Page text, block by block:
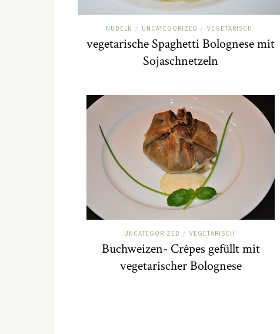
NUDELN / UNCATEGORIZED / VEGETARISCH
vegetarische Spaghetti Bolognese mit
Sojaschnetzeln
UNCATEGORIZED / VEGETARISCH
Buchweizen- Crêpes gefüllt mit
vegetarischer Bolognese